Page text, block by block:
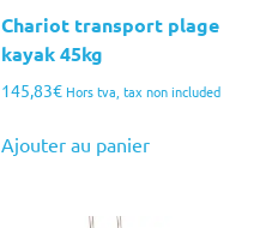
Chariot transport plage
kayak 45kg
145,83€ Hors tva, tax non included
Ajouter au panier